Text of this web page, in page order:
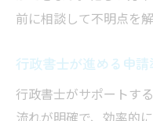
前に相談して不明点を
行政書士が進める申
行政書士がサポートす